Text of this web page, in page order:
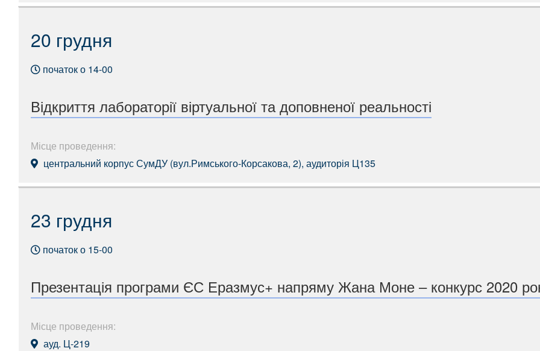
20 грудня
початок о 14-00
Відкриття лабораторії віртуальної та доповненої реальності
Місце проведення:
центральний корпус СумДУ (вул.Римського-Корсакова, 2), аудиторія Ц135
23 грудня
початок о 15-00
Презентація програми ЄС Еразмус+ напряму Жана Моне – конкурс 2020
Місце проведення:
ауд. Ц-219